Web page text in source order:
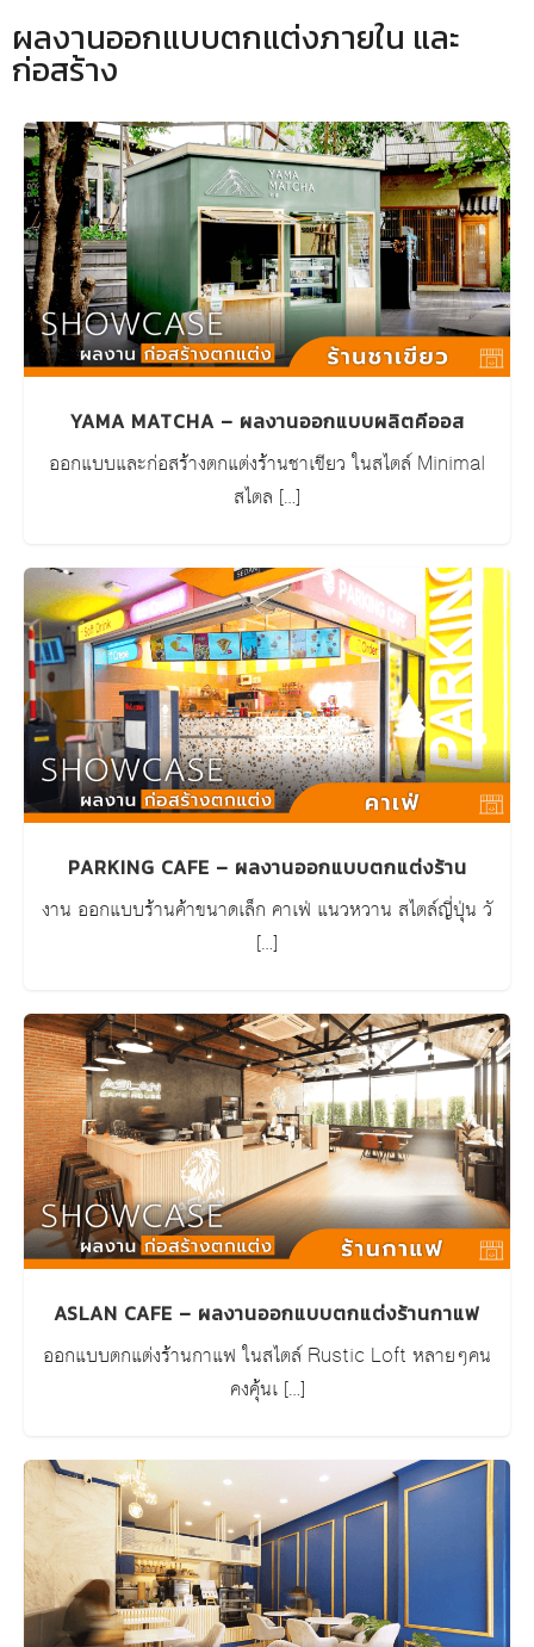
ผลงานออกแบบตกแต่งภายใน และ
ก่อสร้าง
YAMA MATCHA – ผลงานออกแบบผลิตคีออส
ออกแบบและก่อสร้างตกแต่งร้านชาเขียว ในสไตล์ Minimal
สไตล […]
PARKING CAFE – ผลงานออกแบบตกแต่งร้าน
งาน ออกแบบร้านค้าขนาดเล็ก คาเฟ่ แนวหวาน สไตล์ญี่ปุ่น วั
[…]
ASLAN CAFE – ผลงานออกแบบตกแต่งร้านกาแฟ
ออกแบบตกแต่งร้านกาแฟ ในสไตล์ Rustic Loft หลายๆคน
คงคุ้นเ […]